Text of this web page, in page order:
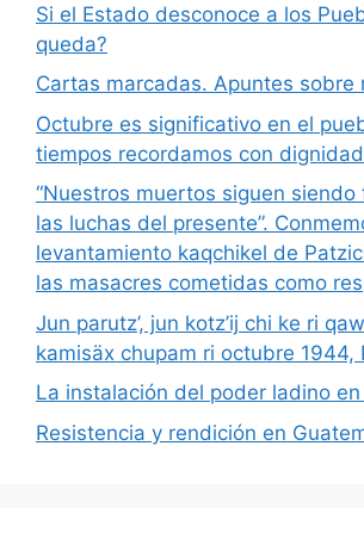
Si el Estado desconoce a los
queda?
Cartas marcadas. Apuntes sobre
Octubre es significativo en el
tiempos recordamos con
“Nuestros muertos siguen siendo
las luchas del presente”.
levantamiento kaqchikel de
las masacres cometidas como
Jun parutz’, jun kotz’ij chi ke ri
kamisäx chupam ri octubre 1944,
La instalación del poder ladino
Resistencia y rendición en